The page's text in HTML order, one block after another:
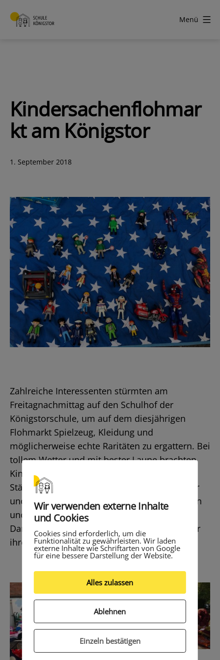
Inhalt
Menü
Kindersachenflohmar
kt am Königstor
Veröffentlicht
1. September 2018
Zahlreiche Interessenten stürmten am
Freitagnachmittag auf den Schulhof der
Königstorschule, um auf dem diesjährigen
Flohmarkt Spielzeug, Kleidung und
möglicherweise echte Raritäten zu ergattern. Bei
tollem Wetter und mit bester Laune brachten
Kinder und Erwachsene an ihren errichteten
Ständen die Waren an die Besucher. Ein toller
und gelungener Tag für Schulgemeinde, Eltern
und Gäste. Selbstverständlich gilt ein großes
Dankeschön allen Helferinnen und Helfern für
ihre Unterstützung.
Wir verwenden externe Inhalte
und Cookies
Cookies sind erforderlich, um die
Funktionalität zu gewährleisten. Wir laden
externe Inhalte wie Schriftarten von Google
für eine bessere Darstellung der Website.
Alles zulassen
Ablehnen
Einzeln bestätigen